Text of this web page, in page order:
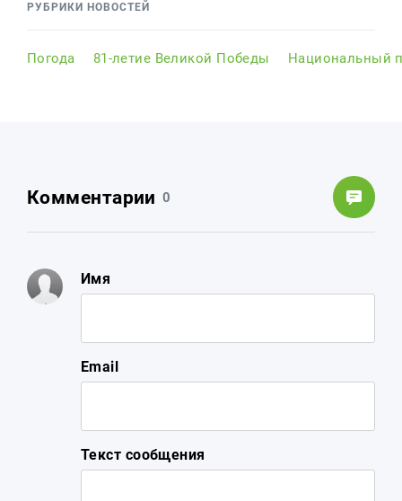
РУБРИКИ НОВОСТЕЙ
Погода 81-летие Великой Победы Национальный
Комментарии 0
Имя
Email
Текст сообщения